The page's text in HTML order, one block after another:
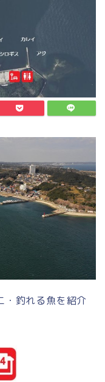
・釣れる魚を紹介